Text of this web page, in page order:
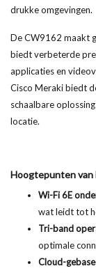
drukke omgevingen.
De CW9162 maakt
biedt verbeterde
applicaties en
Cisco Meraki biedt
schaalbare
locatie.
Hoogtepunten
Wi-Fi 6E
wat leidt tot
Tri-band
optimale
Cloud-